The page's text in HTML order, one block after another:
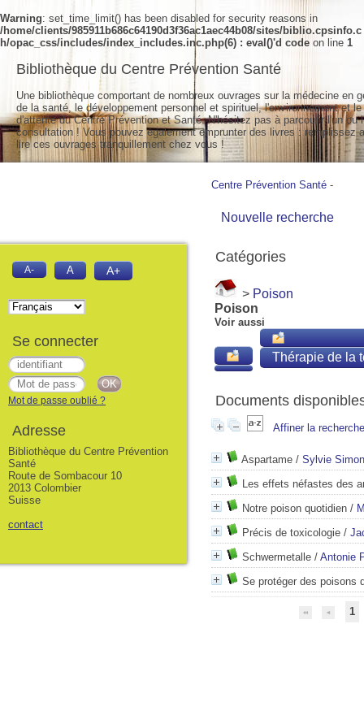
Warning: set_time_limit() has been disabled for security reasons in
/home/clients/985911b686c64190d3f36ac1aec44b08/sites/biblio.cpsinfo.c
h/opac_css/includes/index_includes.inc.php(6) : eval()'d code on line 1
Centre Prévention Santé -
Nouvelle recherche
Catégories
> Poison
Poison
Voir aussi
Thérapie de la
Documents
Affiner la recherche
Aspartame / Sylvie Simon
Les effets néfastes des
Notre poison quotidien /
Précis de toxicologie /
Schwermetalle / Antonie
Se protéger des poisons
1
Bibliothèque du Centre Prévention Santé
Une bibliothèque comportant de nombreux ouvrages sur la médecine en
de la santé, le développement personnel et spirituel, l'environnement et
d'attente du Centre Prévention et Santé. N'hésitez pas à parcourir l'un
consultation ! Vous pouvez également emprunter des livres : remplissez
lire ces ouvrages tranquillement chez vous !
A- A A+
Se connecter
Mot de passe oublié ?
Adresse
Bibliothèque du Centre Prévention
Santé
Route de Sombacour 10
2013 Colombier
Suisse
contact